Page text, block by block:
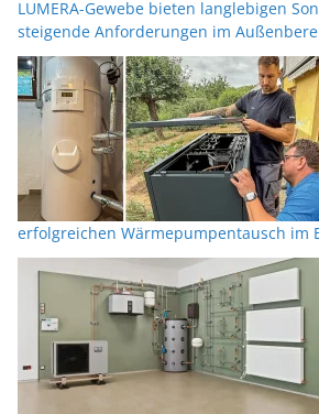
LUMERA-Gewebe bieten langlebigen
steigende Anforderungen im
erfolgreichen Wärmepumpentausch im